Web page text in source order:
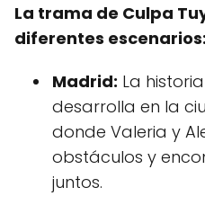
La trama de Culpa
diferentes escenarios:
Madrid: La
desarrolla en la
donde Valeria y
obstáculos y
juntos.